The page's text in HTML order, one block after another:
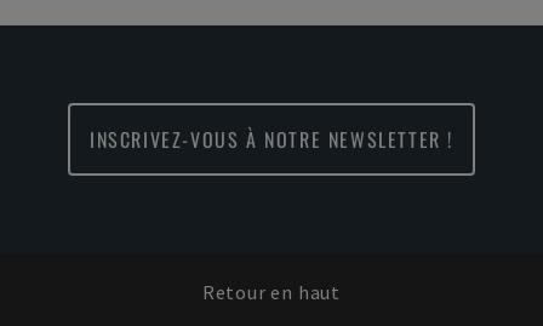
INSCRIVEZ-VOUS À NOTRE NEWSLETTER !
Retour en haut